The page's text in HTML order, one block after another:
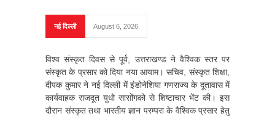
नई दिल्ली August 6, 2026
विश्व संस्कृत दिवस से पूर्व, उत्तराखण्ड ने वैश्विक स्तर पर
संस्कृत के प्रसार को दिया नया आयाम। सचिव, संस्कृत शिक्षा,
दीपक कुमार ने नई दिल्ली में इंडोनेशिया गणराज्य के दूतावास में
कार्यवाहक राजदूत युधो सासोंगको से शिष्टाचार भेंट की। इस
दौरान संस्कृत तथा भारतीय ज्ञान परम्परा के वैश्विक प्रसार हेतु